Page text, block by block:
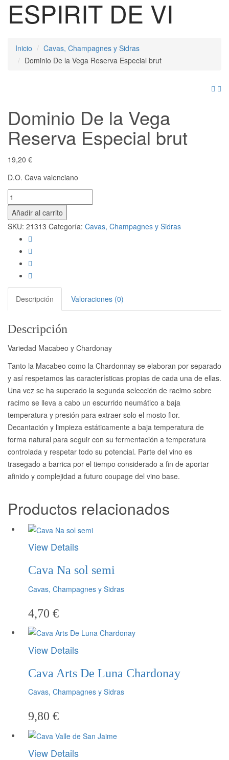
ESPIRIT DE VI
Inicio
Cavas, Champagnes y Sidras
Dominio De la Vega Reserva Especial brut
Dominio De la Vega
Reserva Especial brut
19,20 €
D.O. Cava valenciano
Dominio
De
la
Vega
Reserva
Especial
brut
cantidad
Añadir al carrito
SKU: 21313 Categoría: Cavas, Champagnes y Sidras
Descripción Valoraciones (0)
Descripción
Variedad Macabeo y Chardonay
Tanto la Macabeo como la Chardonnay se elaboran por separado
y así respetamos las características propias de cada una de ellas.
Una vez se ha superado la segunda selección de racimo sobre
racimo se lleva a cabo un escurrido neumático a baja
temperatura y presión para extraer solo el mosto flor.
Decantación y limpieza estáticamente a baja temperatura de
forma natural para seguir con su fermentación a temperatura
controlada y respetar todo su potencial. Parte del vino es
trasegado a barrica por el tiempo considerado a fin de aportar
afinido y complejidad a futuro coupage del vino base.
Productos relacionados
View Details
Cava Na sol semi
Cavas, Champagnes y Sidras
4,70 €
View Details
Cava Arts De Luna Chardonay
Cavas, Champagnes y Sidras
9,80 €
View Details